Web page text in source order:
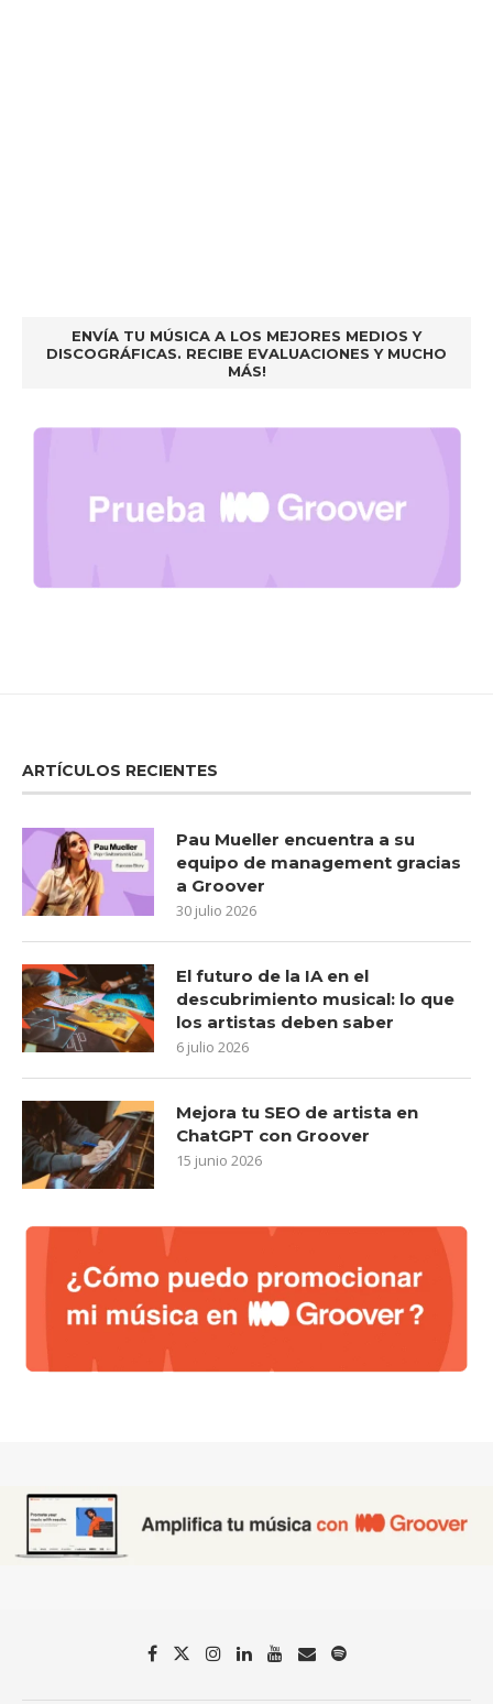
ENVÍA TU MÚSICA A LOS MEJORES MEDIOS Y
DISCOGRÁFICAS. RECIBE EVALUACIONES Y MUCHO
MÁS!
ARTÍCULOS RECIENTES
Pau Mueller encuentra a su
equipo de management gracias
a Groover
30 julio 2026
El futuro de la IA en el
descubrimiento musical: lo que
los artistas deben saber
6 julio 2026
Mejora tu SEO de artista en
ChatGPT con Groover
15 junio 2026